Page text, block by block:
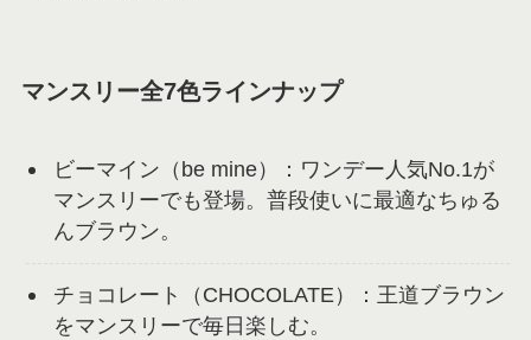
マンスリー全7色ラインナップ
ビーマイン（be mine）：ワンデー人気No.1が
マンスリーでも登場。普段使いに最適なちゅる
んブラウン。
チョコレート（CHOCOLATE）：王道ブラウン
をマンスリーで毎日楽しむ。